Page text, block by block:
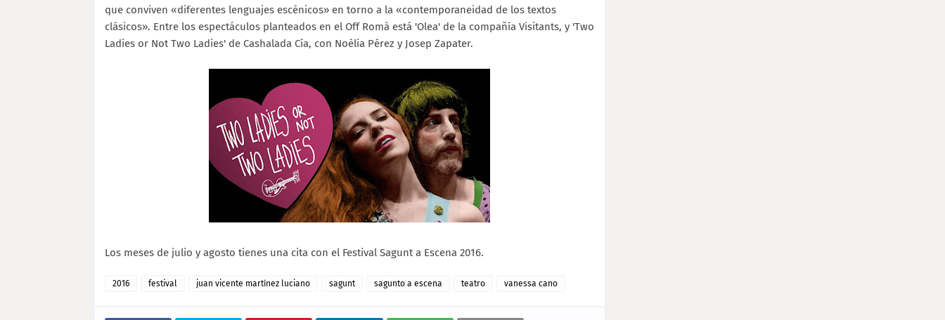
que conviven «diferentes lenguajes escénicos» en torno a la «contemporaneidad de los textos
clásicos». Entre los espectáculos planteados en el Off Romà está 'Olea' de la compañía Visitants, y 'Two
Ladies or Not Two Ladies' de Cashalada Cía, con Noèlia Pérez y Josep Zapater.
Los meses de julio y agosto tienes una cita con el Festival Sagunt a Escena 2016.
2016 festival juan vicente martínez luciano sagunt sagunto a escena teatro vanessa cano